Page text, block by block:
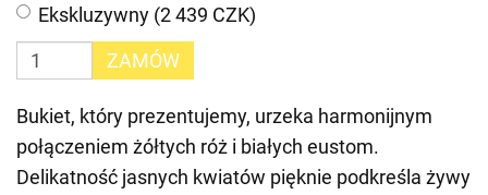
Ekskluzywny (2 439 CZK)
ZAMÓW
Bukiet, który prezentujemy, urzeka harmonijnym
połączeniem żółtych róż i białych eustom.
Delikatność jasnych kwiatów pięknie podkreśla żywy